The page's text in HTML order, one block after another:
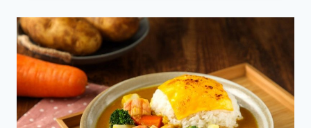
限
時
推
個
豪
華
獨